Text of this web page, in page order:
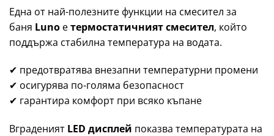
Една от най-полезните функции на смесител за
баня Luno етермостатичният смесител, който
поддържа стабилна температура на водата.
✔ предотвратява внезапни температурни промени
✔ осигурява по-голяма безопасност
✔ гарантира комфорт при всяко къпане
Вграденият LED дисплей показва температурата на